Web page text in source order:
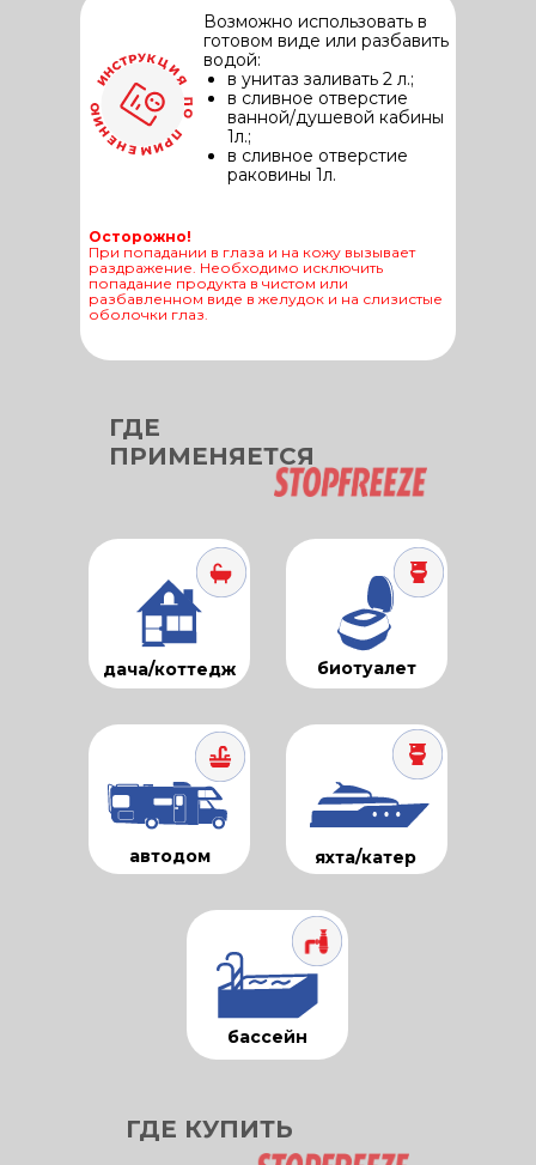
Возможно использовать в
готовом виде или разбавить
водой:
в унитаз заливать 2 л.;
в сливное отверстие
ванной/душевой кабины
1л.;
в сливное отверстие
раковины 1л.
Осторожно!
При попадании в глаза и на кожу вызывает
раздражение. Необходимо исключить
попадание продукта в чистом или
разбавленном виде в желудок и на слизистые
оболочки глаз.
ГДЕ
ПРИМЕНЯЕТСЯ
дача/коттедж биотуалет
автодом яхта/катер
бассейн
ГДЕ КУПИТЬ